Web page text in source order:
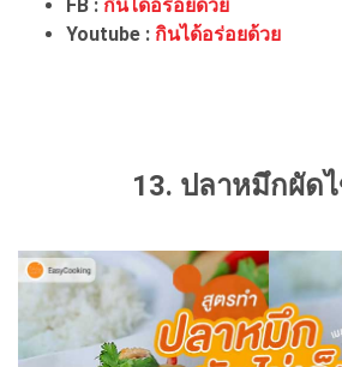
FB : กินได้อร่อยด้วย
Youtube : กินได้อร่อยด้วย
13. ปลาหมึกผัด